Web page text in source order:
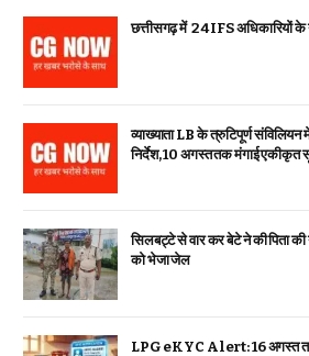
छत्तीसगढ़ में 24 IFS अधिकारियों के
व्याख्याता LB के त्रुटिपूर्ण संविलियन
निर्देश, 10 अगस्त तक मंगाई एकीकृत
सिलबट्टे से वार कर बेटे ने की पिता
को भेजा जेल
LPG eKYC Alert: 16 अगस्त तक